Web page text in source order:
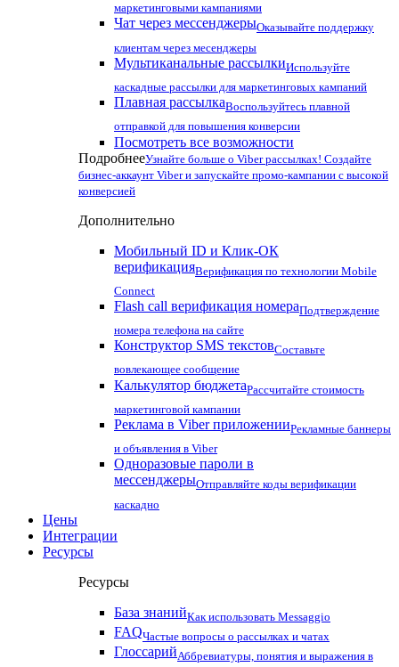
маркетинговыми кампаниями
Чат через мессенджерыОказывайте поддержку
клиентам через месенджеры
Мультиканальные рассылкиИспользуйте
каскадные рассылки для маркетинговых кампаний
Плавная рассылкаВоспользуйтесь плавной
отправкой для повышения конверсии
Посмотреть все возможности
ПодробнееУзнайте больше о Viber рассылках! Создайте
бизнес-аккаунт Viber и запускайте промо-кампании с высокой
конверсией
Дополнительно
Мобильный ID и Клик-ОК
верификацияВерификация по технологии Mobile
Connect
Flash call верификация номераПодтверждение
номера телефона на сайте
Конструктор SMS текстовСоставьте
вовлекающее сообщение
Калькулятор бюджетаРассчитайте стоимость
маркетинговой кампании
Реклама в Viber приложенииРекламные баннеры
и объявления в Viber
Одноразовые пароли в
мессенджерыОтправляйте коды верификации
каскадно
Цены
Интеграции
Ресурсы
Ресурсы
База знанийКак использовать Messaggio
FAQЧастые вопросы о рассылках и чатах
ГлоссарийАббревиатуры, понятия и выражения в